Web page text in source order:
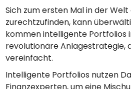
Sich zum ersten Mal in der
zurechtzufinden, kann
kommen intelligente Portfolios
revolutionäre Anlagestrategie,
vereinfacht.
Intelligente Portfolios nutzen